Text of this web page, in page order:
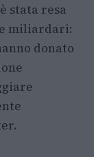
stata resa
miliardari:
donato